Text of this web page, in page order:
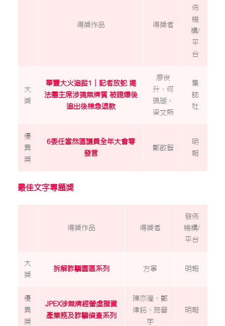
得獎作品 得獎者
佈
機
構/
平
台
大
獎
華豐大火追蹤1｜記者放蛇 揭
法團主席涉搞無牌賓 被踢爆後
追出後梯急退款
廖俊
升、何
珮瑚、
梁文熙
集
誌
社
優
異
獎
6委任當然區議員全年大會零
發言
鄭啟智
明
報
最佳文字專題獎
得獎作品 得獎者
發佈
機構/
平台
大
獎
拆解詐騙園區系列 方寧 明報
優
異
獎
JPEX涉無牌經營虛擬資
產業務及詐騙偵查系列
陳亦瀅、鄭
律銘、施晉
宇
明報